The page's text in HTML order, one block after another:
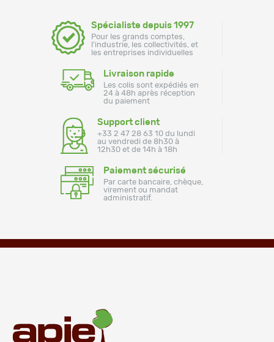
Spécialiste depuis 1997
Pour les grands comptes,
l'industrie, les collectivités, et
les entreprises individuelles
Livraison rapide
Les colis sont expédiés en
24 à 48h après réception
du paiement
Support client
+33 2 47 28 63 10 du lundi
au vendredi de 8h30 à
12h30 et de 14h à 18h
Paiement sécurisé
Par carte bancaire, chèque,
virement ou mandat
administratif.